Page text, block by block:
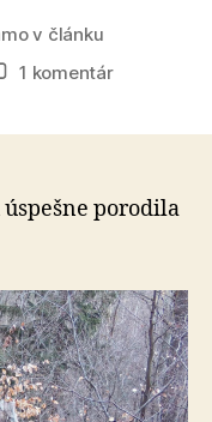
v článku
1 komentárna
porodila